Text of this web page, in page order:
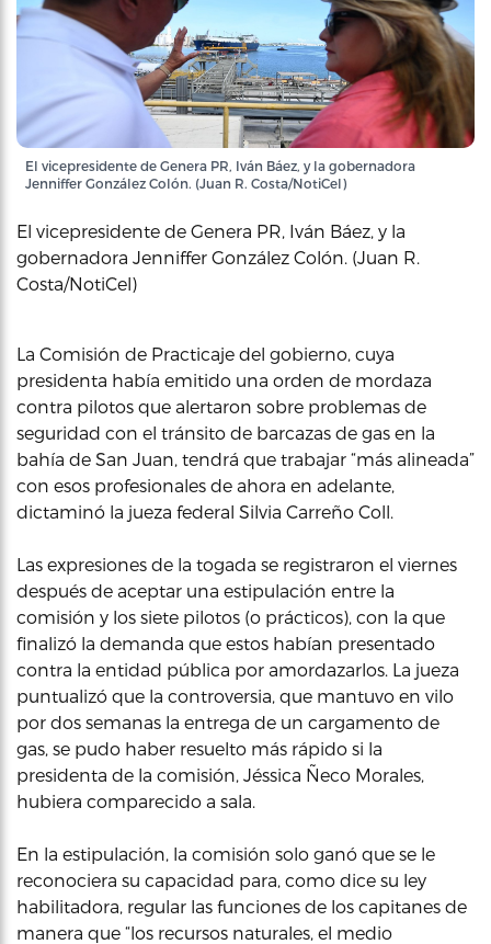
El vicepresidente de Genera PR, Iván Báez, y la gobernadora
Jenniffer González Colón. (Juan R. Costa/NotiCel)
El vicepresidente de Genera PR, Iván Báez, y la
gobernadora Jenniffer González Colón. (Juan R.
Costa/NotiCel)
La Comisión de Practicaje del gobierno, cuya
presidenta había emitido una orden de mordaza
contra pilotos que alertaron sobre problemas de
seguridad con el tránsito de barcazas de gas en la
bahía de San Juan, tendrá que trabajar “más alineada”
con esos profesionales de ahora en adelante,
dictaminó la jueza federal Silvia Carreño Coll.
Las expresiones de la togada se registraron el viernes
después de aceptar una estipulación entre la
comisión y los siete pilotos (o prácticos), con la que
finalizó la demanda que estos habían presentado
contra la entidad pública por amordazarlos. La jueza
puntualizó que la controversia, que mantuvo en vilo
por dos semanas la entrega de un cargamento de
gas, se pudo haber resuelto más rápido si la
presidenta de la comisión, Jéssica Ñeco Morales,
hubiera comparecido a sala.
En la estipulación, la comisión solo ganó que se le
reconociera su capacidad para, como dice su ley
habilitadora, regular las funciones de los capitanes de
manera que “los recursos naturales, el medio